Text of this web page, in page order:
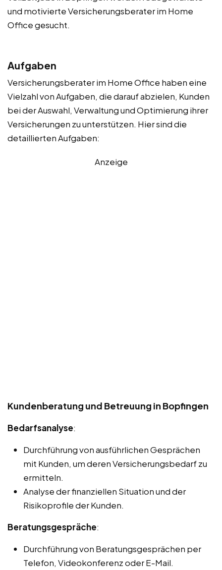
und motivierte Versicherungsberater im Home
Office gesucht.
Aufgaben
Versicherungsberater im Home Office haben eine
Vielzahl von Aufgaben, die darauf abzielen, Kunden
bei der Auswahl, Verwaltung und Optimierung ihrer
Versicherungen zu unterstützen. Hier sind die
detaillierten Aufgaben:
Anzeige
Kundenberatung und Betreuung in Bopfingen
Bedarfsanalyse:
Durchführung von ausführlichen Gesprächen
mit Kunden, um deren Versicherungsbedarf zu
ermitteln.
Analyse der finanziellen Situation und der
Risikoprofile der Kunden.
Beratungsgespräche:
Durchführung von Beratungsgesprächen per
Telefon, Videokonferenz oder E-Mail.